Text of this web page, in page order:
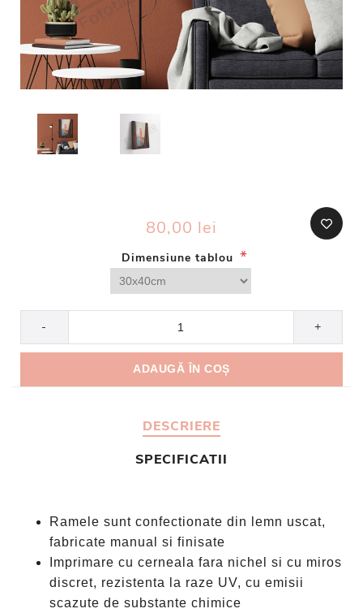
80,00 lei
Dimensiune tablou *
- +
DESCRIERE
SPECIFICATII
Ramele sunt confectionate din lemn uscat,
fabricate manual si finisate
Imprimare cu cerneala fara nichel si cu miros
discret, rezistenta la raze UV, cu emisii
scazute de substante chimice